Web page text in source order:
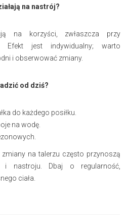
na nastrój?
na korzyści, zwłaszcza przy
Efekt jest indywidualny; warto
i obserwować zmiany.
od dziś?
do każdego posiłku.
na wodę.
na talerzu często przynoszą
i nastroju. Dbaj o regularność,
ciała.